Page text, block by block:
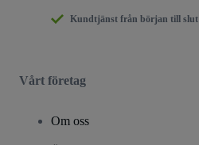
Kundtjänst från början till slut
Vårt företag
Om oss